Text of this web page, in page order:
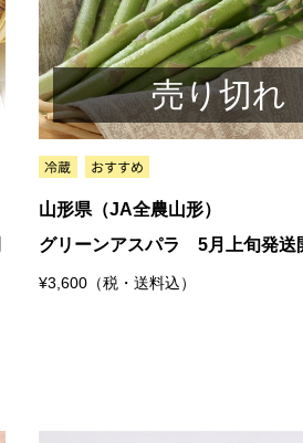
売り切れ
山形県（JA全農山形）
グリーンアスパラ 5月上旬発送
¥3,600（税・送料込）